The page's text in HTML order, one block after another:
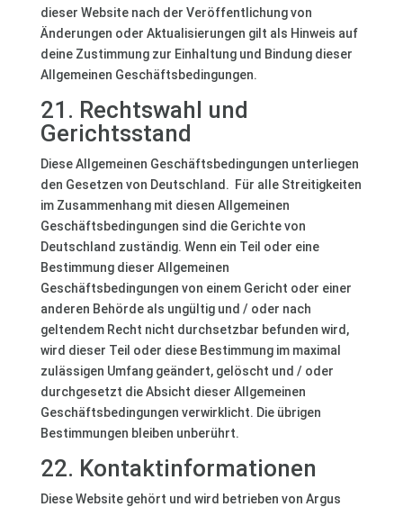
dieser Website nach der Veröffentlichung von
Änderungen oder Aktualisierungen gilt als Hinweis auf
deine Zustimmung zur Einhaltung und Bindung dieser
Allgemeinen Geschäftsbedingungen.
21. Rechtswahl und
Gerichtsstand
Diese Allgemeinen Geschäftsbedingungen unterliegen
den Gesetzen von Deutschland. Für alle Streitigkeiten
im Zusammenhang mit diesen Allgemeinen
Geschäftsbedingungen sind die Gerichte von
Deutschland zuständig. Wenn ein Teil oder eine
Bestimmung dieser Allgemeinen
Geschäftsbedingungen von einem Gericht oder einer
anderen Behörde als ungültig und / oder nach
geltendem Recht nicht durchsetzbar befunden wird,
wird dieser Teil oder diese Bestimmung im maximal
zulässigen Umfang geändert, gelöscht und / oder
durchgesetzt die Absicht dieser Allgemeinen
Geschäftsbedingungen verwirklicht. Die übrigen
Bestimmungen bleiben unberührt.
22. Kontaktinformationen
Diese Website gehört und wird betrieben von Argus